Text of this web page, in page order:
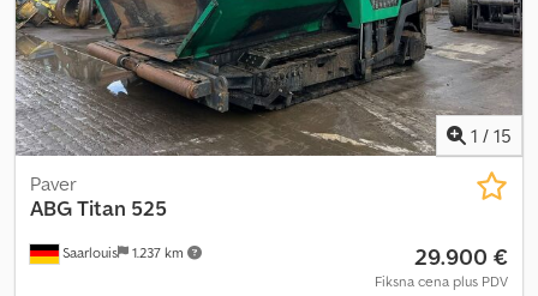
1 / 15
Saarlouis 1.237 km
Paver
ABGTitan 525
29.900 €
Fiksna cena plus PDV